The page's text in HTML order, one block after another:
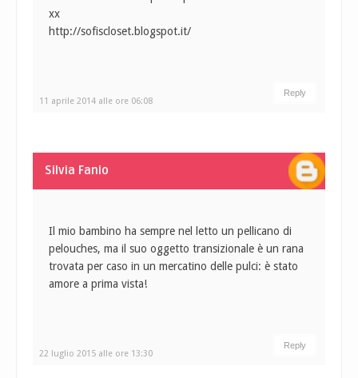
11 aprile 2014 alle ore 06:08
xx
http://sofiscloset.blogspot.it/
Reply
Silvia Fanio
22 luglio 2015 alle ore 13:30
Il mio bambino ha sempre nel letto un pellicano di
pelouches, ma il suo oggetto transizionale è un rana
trovata per caso in un mercatino delle pulci: è stato
amore a prima vista!
Reply